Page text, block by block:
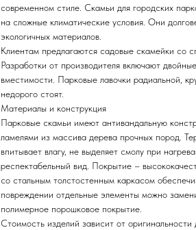
современном стиле. Скамьи для городских
на сложные климатические условия. Они
экологичных материалов.
Клиентам предлагаются садовые скамейки со
Разработки от производителя включают
вместимости. Парковые лавочки радиальной,
недорого стоят.
Материалы и конструкция
Парковые скамьи имеют антивандальную
ламелями из массива дерева прочных пород.
впитывает влагу, не выделяет смолу при
респектабельный вид. Покрытие –
со стальным толстостенным каркасом
повреждении отдельные элементы можно
полимерное порошковое покрытие.
Стоимость изделий зависит от